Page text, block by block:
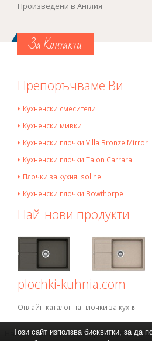
Произведени в Англия
За Контакти
Препоръчваме Ви
Кухненски смесители
Кухненски мивки
Кухненски плочки Villa Bronze Mirror
Кухненски плочки Talon Carrara
Плочки за кухня Isoline
Кухненски плочки Bowthorpe
Най-нови продукти
plochki-kuhnia.com
Онлайн каталог на плочки за кухня
Най-големият избор и
Този сайт използва бисквитки, за да